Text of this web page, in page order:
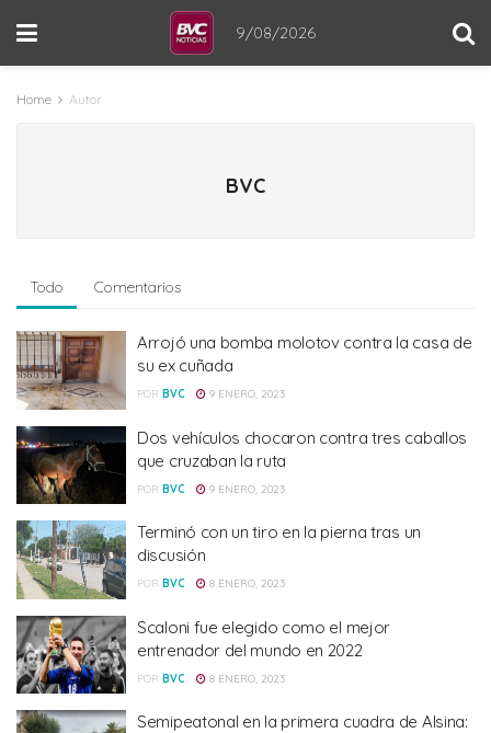
9/08/2026
Home Autor
BVC
Todo Comentarios
Arrojó una bomba molotov contra la casa de
su ex cuñada
POR BVC 9 ENERO, 2023
Dos vehículos chocaron contra tres caballos
que cruzaban la ruta
POR BVC 9 ENERO, 2023
Terminó con un tiro en la pierna tras un
discusión
POR BVC 8 ENERO, 2023
Scaloni fue elegido como el mejor
entrenador del mundo en 2022
POR BVC 8 ENERO, 2023
Semipeatonal en la primera cuadra de Alsina: